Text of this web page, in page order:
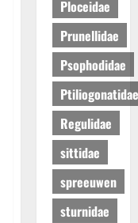
Ploceidae
Prunellidae
Psophodidae
Ptiliogonatidae
Regulidae
sittidae
spreeuwen
sturnidae